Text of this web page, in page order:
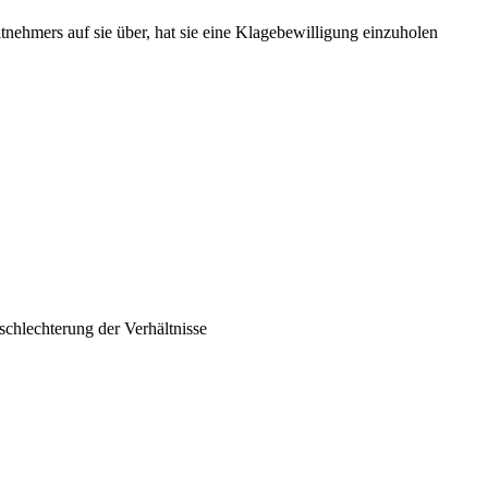
auf sie über, hat sie eine Klagebewilligung einzuholen
der Verhältnisse